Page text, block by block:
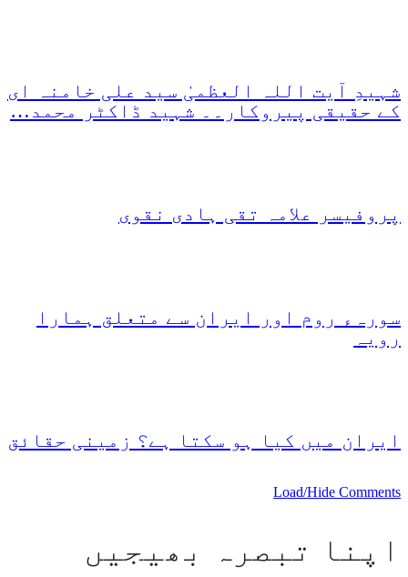
شہیدِ آیت اللہ العظمیٰ سید علی خامنہ ای
کے حقیقی پیروکار۔۔ شہید ڈاکٹر محمد…
پروفیسر علامہ تقی ہادی نقوی
سورہء روم اور ایران سے متعلق ہمارا
رویہ
ایران میں کیا ہو سکتا ہے؟ زمینی حقائق
Load/Hide Comments
اپنا تبصرہ بھیجیں